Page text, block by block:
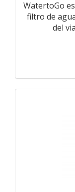
WatertoGo
filtro de
del